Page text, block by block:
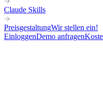
Claude Skills
PreisgestaltungWir stellen ein!
EinloggenDemo anfragen